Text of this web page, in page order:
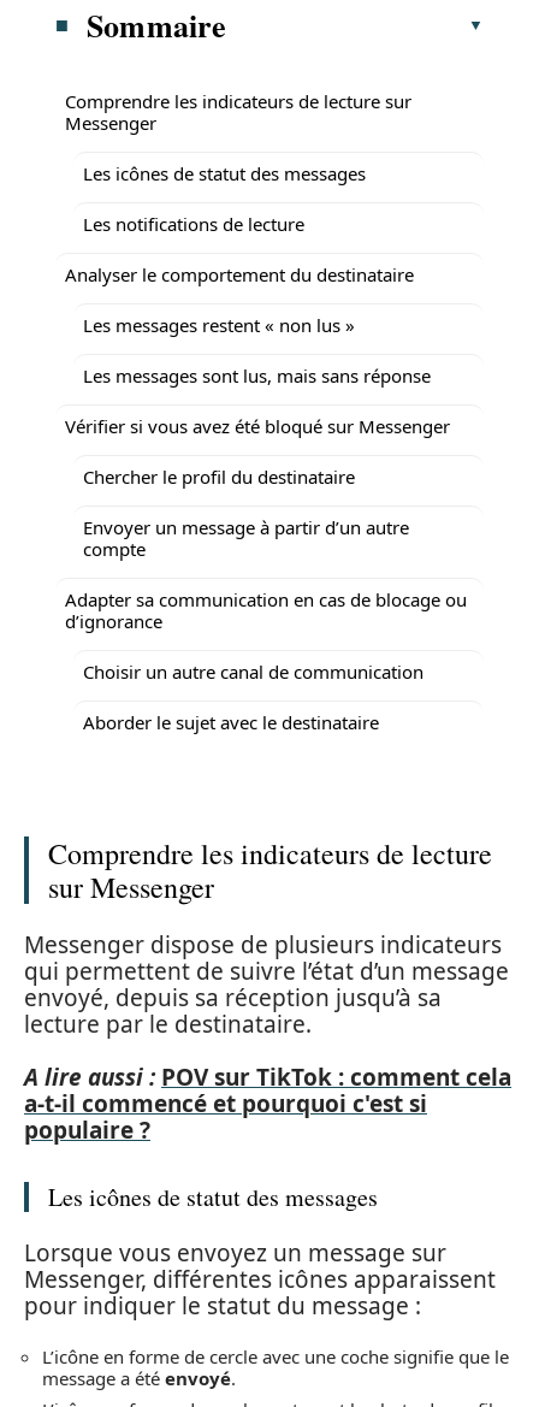
Sommaire
Comprendre les indicateurs de lecture sur
Messenger
Les icônes de statut des messages
Les notifications de lecture
Analyser le comportement du destinataire
Les messages restent « non lus »
Les messages sont lus, mais sans réponse
Vérifier si vous avez été bloqué sur Messenger
Chercher le profil du destinataire
Envoyer un message à partir d’un autre
compte
Adapter sa communication en cas de blocage ou
d’ignorance
Choisir un autre canal de communication
Aborder le sujet avec le destinataire
Comprendre les indicateurs de lecture
sur Messenger
Messenger dispose de plusieurs indicateurs
qui permettent de suivre l’état d’un message
envoyé, depuis sa réception jusqu’à sa
lecture par le destinataire.
A lire aussi : POV sur TikTok : comment cela
a-t-il commencé et pourquoi c'est si
populaire ?
Les icônes de statut des messages
Lorsque vous envoyez un message sur
Messenger, différentes icônes apparaissent
pour indiquer le statut du message :
L’icône en forme de cercle avec une coche signifie que le
message a été envoyé.